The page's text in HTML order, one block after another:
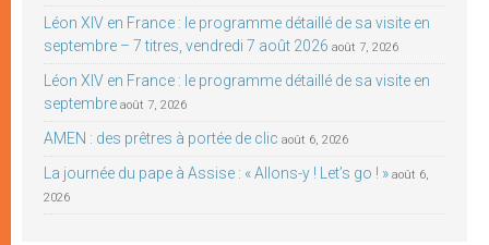
Léon XIV en France : le programme détaillé de sa visite en
septembre – 7 titres, vendredi 7 août 2026 août 7, 2026
Léon XIV en France : le programme détaillé de sa visite en
septembre août 7, 2026
AMEN : des prêtres à portée de clic août 6, 2026
La journée du pape à Assise : « Allons-y ! Let’s go ! » août 6,
2026